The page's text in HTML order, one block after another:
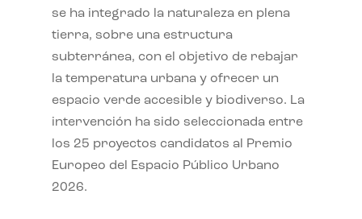
se ha integrado la naturaleza en plena
tierra, sobre una estructura
subterránea, con el objetivo de rebajar
la temperatura urbana y ofrecer un
espacio verde accesible y biodiverso. La
intervención ha sido seleccionada entre
los 25 proyectos candidatos al Premio
Europeo del Espacio Público Urbano
2026.